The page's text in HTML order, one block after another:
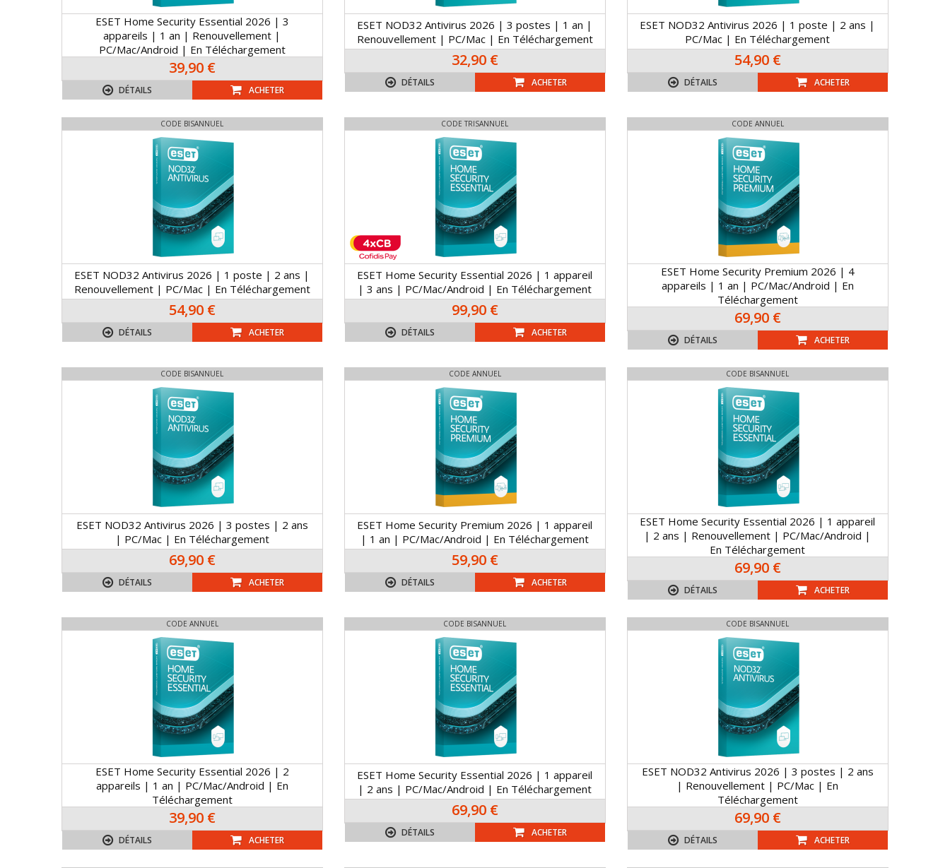
ESET Home Security Essential 2026 | 3
appareils | 1 an | Renouvellement |
PC/Mac/Android | En Téléchargement
39,90 €
DÉTAILS ACHETER
ESET NOD32 Antivirus 2026 | 3 postes | 1 an |
Renouvellement | PC/Mac | En Téléchargement
32,90 €
DÉTAILS ACHETER
ESET NOD32 Antivirus 2026 | 1 poste | 2 ans |
PC/Mac | En Téléchargement
54,90 €
DÉTAILS ACHETER
CODE BISANNUEL
ESET NOD32 Antivirus 2026 | 1 poste | 2 ans |
Renouvellement | PC/Mac | En Téléchargement
54,90 €
DÉTAILS ACHETER
CODE TRISANNUEL
ESET Home Security Essential 2026 | 1 appareil
| 3 ans | PC/Mac/Android | En Téléchargement
99,90 €
DÉTAILS ACHETER
CODE ANNUEL
ESET Home Security Premium 2026 | 4
appareils | 1 an | PC/Mac/Android | En
Téléchargement
69,90 €
DÉTAILS ACHETER
CODE BISANNUEL
ESET NOD32 Antivirus 2026 | 3 postes | 2 ans
| PC/Mac | En Téléchargement
69,90 €
DÉTAILS ACHETER
CODE ANNUEL
ESET Home Security Premium 2026 | 1 appareil
| 1 an | PC/Mac/Android | En Téléchargement
59,90 €
DÉTAILS ACHETER
CODE BISANNUEL
ESET Home Security Essential 2026 | 1 appareil
| 2 ans | Renouvellement | PC/Mac/Android |
En Téléchargement
69,90 €
DÉTAILS ACHETER
CODE ANNUEL
ESET Home Security Essential 2026 | 2
appareils | 1 an | PC/Mac/Android | En
Téléchargement
39,90 €
DÉTAILS ACHETER
CODE BISANNUEL
ESET Home Security Essential 2026 | 1 appareil
| 2 ans | PC/Mac/Android | En Téléchargement
69,90 €
DÉTAILS ACHETER
CODE BISANNUEL
ESET NOD32 Antivirus 2026 | 3 postes | 2 ans
| Renouvellement | PC/Mac | En
Téléchargement
69,90 €
DÉTAILS ACHETER